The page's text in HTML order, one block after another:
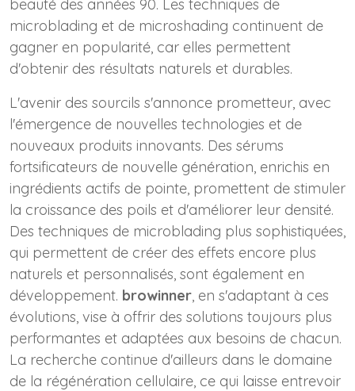
beauté des années 90. Les techniques de
microblading et de microshading continuent de
gagner en popularité, car elles permettent
d'obtenir des résultats naturels et durables.
L'avenir des sourcils s'annonce prometteur, avec
l'émergence de nouvelles technologies et de
nouveaux produits innovants. Des sérums
fortsificateurs de nouvelle génération, enrichis en
ingrédients actifs de pointe, promettent de stimuler
la croissance des poils et d'améliorer leur densité.
Des techniques de microblading plus sophistiquées,
qui permettent de créer des effets encore plus
naturels et personnalisés, sont également en
développement. browinner, en s'adaptant à ces
évolutions, vise à offrir des solutions toujours plus
performantes et adaptées aux besoins de chacun.
La recherche continue d'ailleurs dans le domaine
de la régénération cellulaire, ce qui laisse entrevoir